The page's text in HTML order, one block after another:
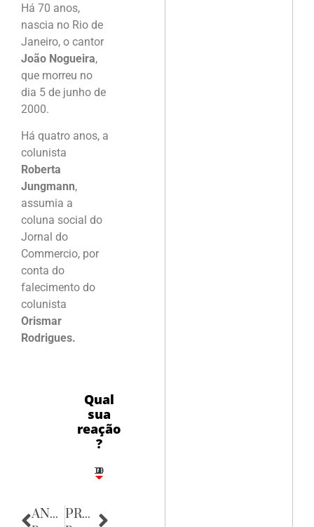
Há 70 anos,
nascia no Rio de
Janeiro, o cantor
João Nogueira,
que morreu no
dia 5 de junho de
2000.
Há quatro anos, a
colunista
Roberta
Jungmann,
assumia a
coluna social do
Jornal do
Commercio, por
conta do
falecimento do
colunista
Orismar
Rodrigues.
Qual
sua
reação
?
3
1
1
2
10
ANTERIOR PRÓXIMA